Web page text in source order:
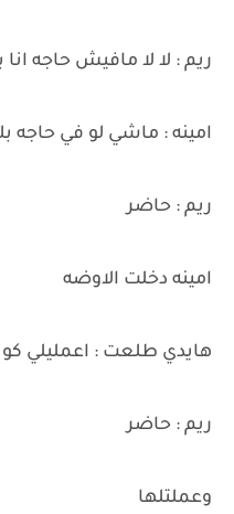
ريم : لا لا مافيش حاجه
امينه : ماشي لو في حاجه
ريم : حاضر
امينه دخلت الاوضه
هايدي طلعت : اعمليلي
ريم : حاضر
وعملتلها